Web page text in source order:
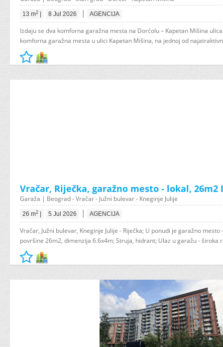
13 m2 8 Jul 2026 | AGENCIJA
Izdaju se dva komforna garažna mesta na Dorćolu – Kapetan Mišina
komforna garažna mesta u ulici Kapetan Mišina, na jednoj od
Vračar, Riječka, garažno mesto - lokal, 26m2
Garaža | Beograd - Vračar - Južni bulevar - Kneginje Julije
26 m2 5 Jul 2026 | AGENCIJA
Vračar, Južni bulevar, Kneginje Julije - Riječka; U ponudi je garažno mesto
površine 26m2, dimenzija 6.6x4m; Struja, hidrant; Ulaz u garažu - široka